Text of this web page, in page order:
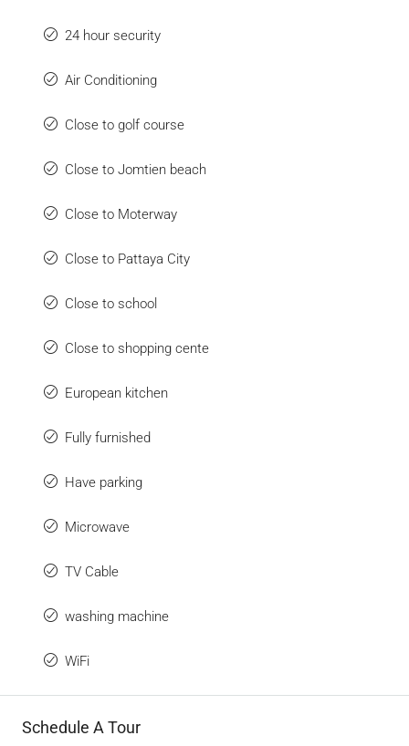
24 hour security
Air Conditioning
Close to golf course
Close to Jomtien beach
Close to Moterway
Close to Pattaya City
Close to school
Close to shopping cente
European kitchen
Fully furnished
Have parking
Microwave
TV Cable
washing machine
WiFi
Schedule A Tour